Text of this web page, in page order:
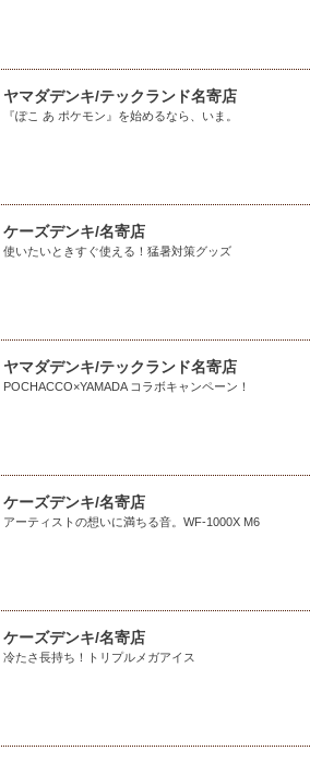
ヤマダデンキ/テックランド名寄店
『ぽこ あ ポケモン』を始めるなら、いま。
ケーズデンキ/名寄店
使いたいときすぐ使える！猛暑対策グッズ
ヤマダデンキ/テックランド名寄店
POCHACCO×YAMADA コラボキャンペーン！
ケーズデンキ/名寄店
アーティストの想いに満ちる音。WF-1000X M6
ケーズデンキ/名寄店
冷たさ長持ち！トリプルメガアイス